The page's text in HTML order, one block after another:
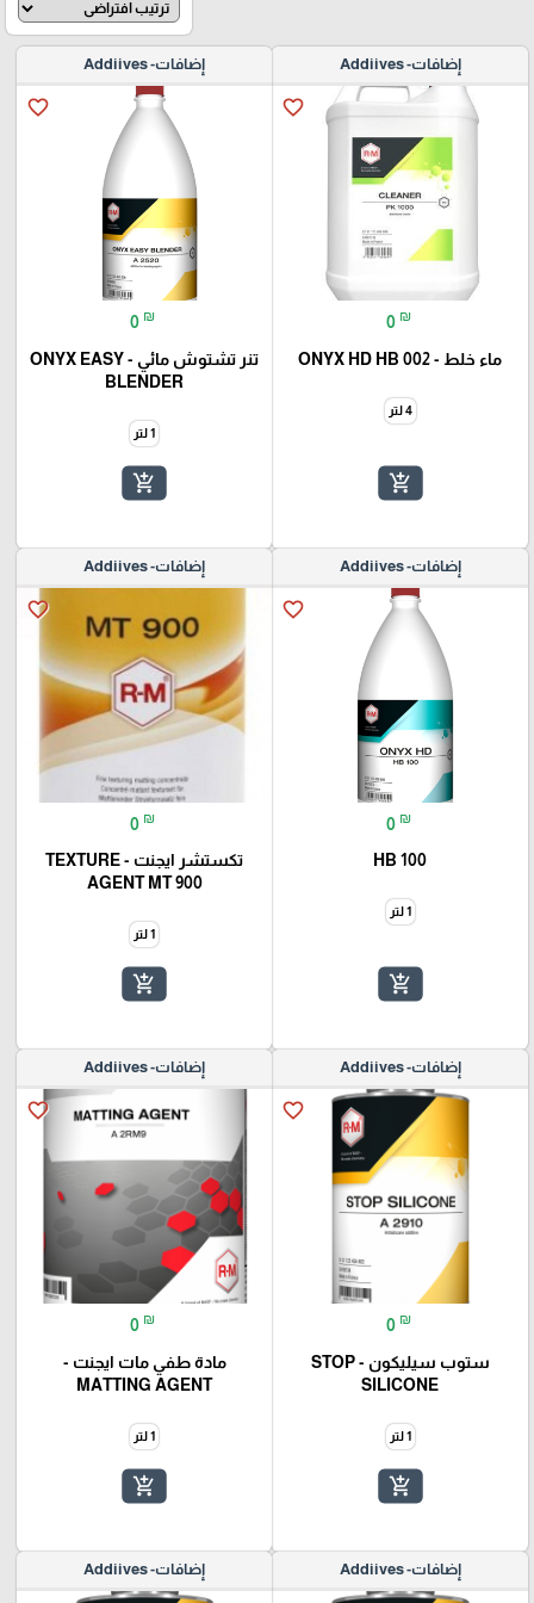
إضافات- Addiives
favorite_border
0 ₪
ماء خلط - ONYX HD HB 002
4 لتر
add_shopping_cart
إضافات- Addiives
favorite_border
0 ₪
تنر تشتوش مائي - ONYX EASY
BLENDER
1 لتر
add_shopping_cart
إضافات- Addiives
favorite_border
0 ₪
HB 100
1 لتر
add_shopping_cart
إضافات- Addiives
favorite_border
0 ₪
تكستشر ايجنت - TEXTURE
AGENT MT 900
1 لتر
add_shopping_cart
إضافات- Addiives
favorite_border
0 ₪
ستوب سيليكون - STOP
SILICONE
1 لتر
add_shopping_cart
إضافات- Addiives
favorite_border
0 ₪
مادة طفي مات ايجنت -
MATTING AGENT
1 لتر
add_shopping_cart
إضافات- Addiives إضافات- Addiives